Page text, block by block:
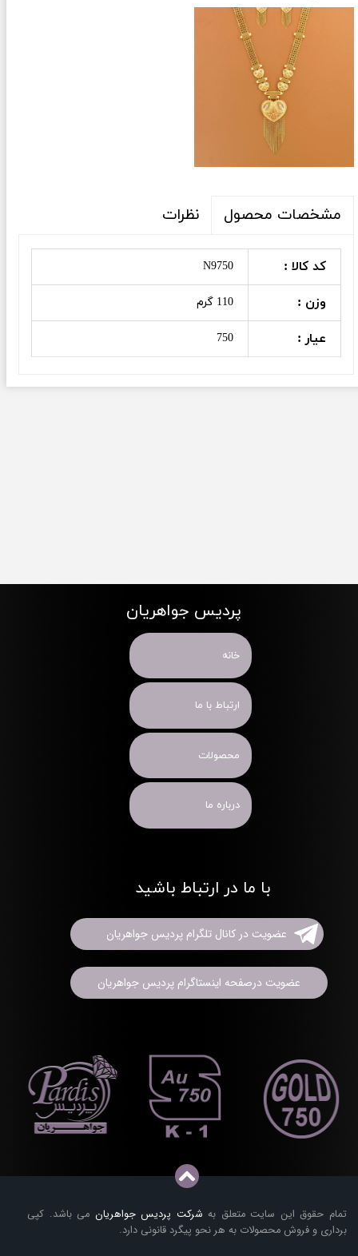
مشخصات محصول نظرات
کد کالا : N9750
وزن : 110 گرم
عیار : 750
تمام حقوق این سایت متعلق به شرکت پردیس جواهریان می باشد. کپی
برداری و فروش محصولات به هر نحو پیگرد قانونی دارد.
پردیس جواهریان
خانه
ارتباط با ما
محصولات
درباره ما
با ما در ارتباط باشید
عضویت در کانال تلگرام پردیس جواهریان
عضویت درصفحه اینستاگرام پردیس جواهریان